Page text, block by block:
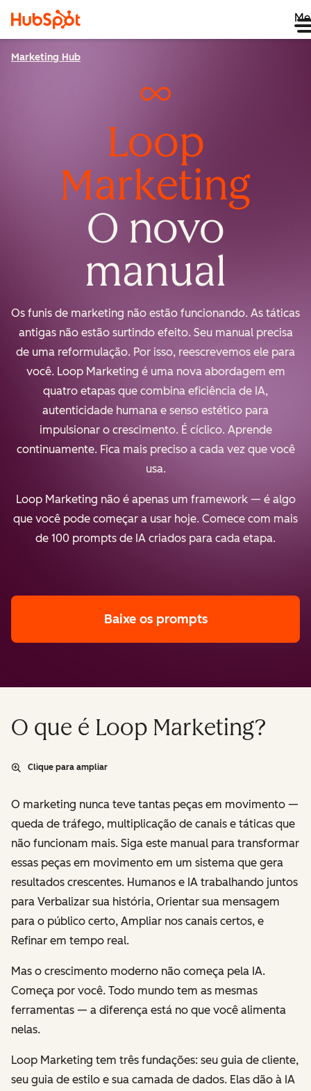
Marketing Hub
Loop
Marketing
O novo
manual
Os funis de marketing não estão funcionando. As táticas
antigas não estão surtindo efeito. Seu manual precisa
de uma reformulação. Por isso, reescrevemos ele para
você. Loop Marketing é uma nova abordagem em
quatro etapas que combina eficiência de IA,
autenticidade humana e senso estético para
impulsionar o crescimento. É cíclico. Aprende
continuamente. Fica mais preciso a cada vez que você
usa.
Loop Marketing não é apenas um framework — é algo
que você pode começar a usar hoje. Comece com mais
de 100 prompts de IA criados para cada etapa.
Baixe os prompts
O que é Loop Marketing?
Clique para ampliar
O marketing nunca teve tantas peças em movimento —
queda de tráfego, multiplicação de canais e táticas que
não funcionam mais. Siga este manual para transformar
essas peças em movimento em um sistema que gera
resultados crescentes. Humanos e IA trabalhando juntos
para Verbalizar sua história, Orientar sua mensagem
para o público certo, Ampliar nos canais certos, e
Refinar em tempo real.
Mas o crescimento moderno não começa pela IA.
Começa por você. Todo mundo tem as mesmas
ferramentas — a diferença está no que você alimenta
nelas.
Loop Marketing tem três fundações: seu guia de cliente,
seu guia de estilo e sua camada de dados. Elas dão à IA